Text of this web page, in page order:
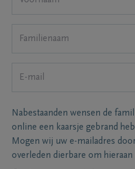
Nabestaanden wensen de
online een kaarsje gebrand
Mogen wij uw e-mailadres
overleden dierbare om